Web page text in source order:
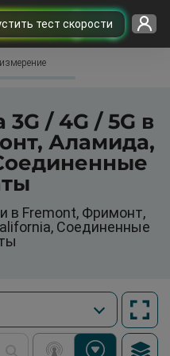
тест скорости
/ 4G / 5G в
Аламида,
в Fremont, Фримонт,
Соединенные